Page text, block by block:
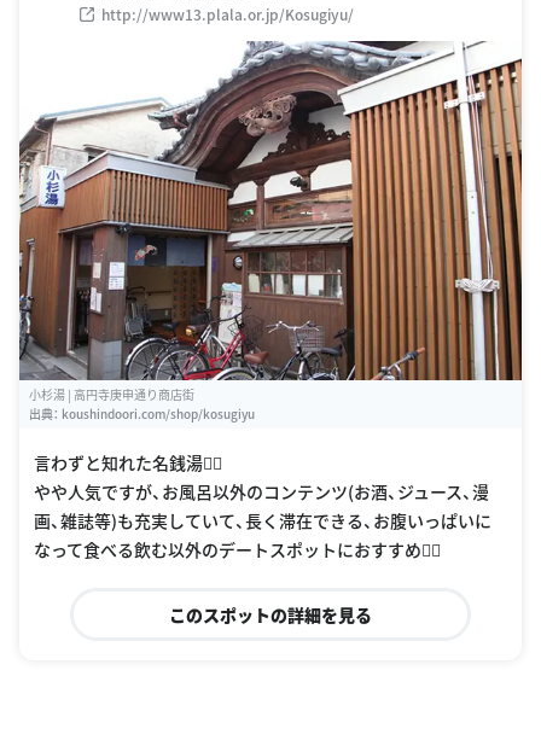
http://www13.plala.or.jp/Kosugiyu/
小杉湯 | 高円寺庚申通り商店街
出典： koushindoori.com/shop/kosugiyu
言わずと知れた名銭湯🙆‍♀️
やや人気ですが、お風呂以外のコンテンツ(お酒、ジュース、漫
画、雑誌等)も充実していて、長く滞在できる、お腹いっぱいに
なって食べる飲む以外のデートスポットにおすすめ🙆‍♀️
このスポットの詳細を見る